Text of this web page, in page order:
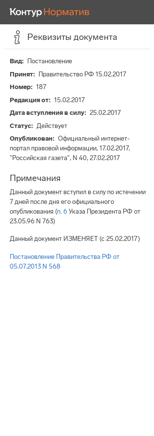
Реквизиты документа
Вид
Постановление
Принят
Правительство РФ 15.02.2017
Номер
187
Редакция от
15.02.2017
Дата вступления в силу
25.02.2017
Статус
Действует
Опубликован
Официальный интернет-
портал правовой информации, 17.02.2017,
"Российская газета", N 40, 27.02.2017
Примечания
Данный документ вступил в силу по истечении
7 дней после дня его официального
опубликования (п. 6 Указа Президента РФ от
23.05.96 N 763)
Данный документ ИЗМЕНЯЕТ (с 25.02.2017)
Постановление Правительства РФ от
05.07.2013 N 568